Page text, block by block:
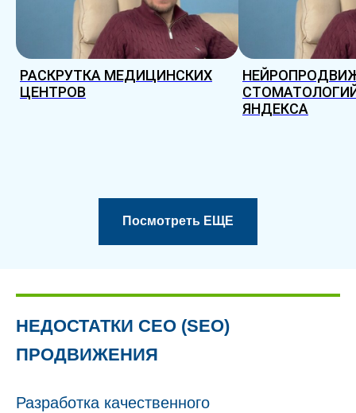
РАСКРУТКА МЕДИЦИНСКИХ
ЦЕНТРОВ
ЯНДЕКСА
Посмотреть ЕЩЕ
НЕДОСТАТКИ СЕО (SEO)
ПРОДВИЖЕНИЯ
Разработка качественного